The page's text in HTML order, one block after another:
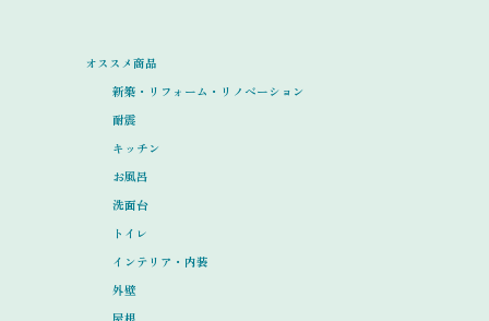
オススメ商品
新築・リフォーム・リノベーション
耐震
キッチン
お風呂
洗面台
トイレ
インテリア・内装
外壁